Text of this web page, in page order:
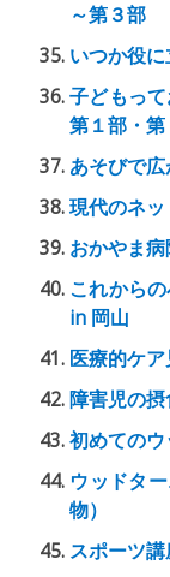
～第３部
いつか役
子どもっ
第１部・
あそびで
現代のネ
おかやま病
これから
in 岡山
医療的ケ
障害児の
初めてのウ
ウッドタ
物）
スポーツ講